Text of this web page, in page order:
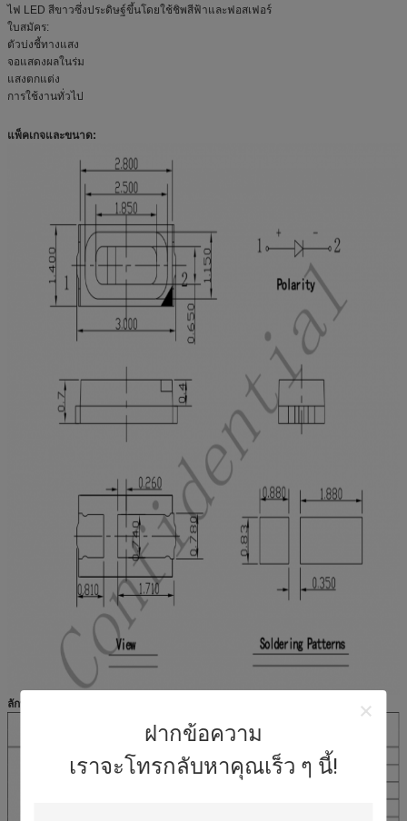
ฝากข้อความ
เราจะโทรกลับหาคุณเร็ว ๆ นี้!
ไฟ LED สีขาวซึ่งประดิษฐ์ขึ้นโดยใช้ชิพสีฟ้าและฟอสเฟอร์
ใบสมัคร:
ตัวบ่งชี้ทางแสง
จอแสดงผลในร่ม
แสงตกแต่ง
การใช้งานทั่วไป
แพ็คเกจและขนาด:
ลักษณะทางไฟฟ้า / ออฟติคอลที่ Ts = 25 ° C